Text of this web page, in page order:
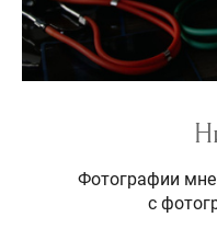
Фотографии
с